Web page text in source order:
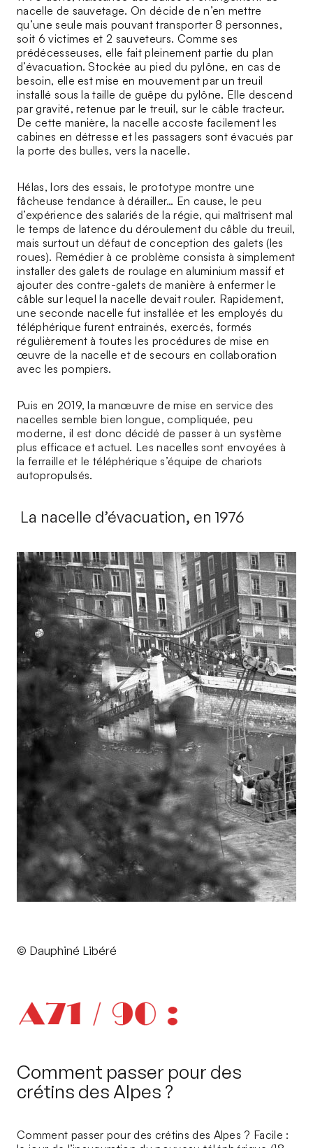
nacelle de sauvetage. On décide de n’en mettre
qu’une seule mais pouvant transporter 8 personnes,
soit 6 victimes et 2 sauveteurs. Comme ses
prédécesseuses, elle fait pleinement partie du plan
d’évacuation. Stockée au pied du pylône, en cas de
besoin, elle est mise en mouvement par un treuil
installé sous la taille de guêpe du pylône. Elle descend
par gravité, retenue par le treuil, sur le câble tracteur.
De cette manière, la nacelle accoste facilement les
cabines en détresse et les passagers sont évacués par
la porte des bulles, vers la nacelle.
Hélas, lors des essais, le prototype montre une
fâcheuse tendance à dérailler… En cause, le peu
d’expérience des salariés de la régie, qui maîtrisent mal
le temps de latence du déroulement du câble du treuil,
mais surtout un défaut de conception des galets (les
roues). Remédier à ce problème consista à simplement
installer des galets de roulage en aluminium massif et
ajouter des contre-galets de manière à enfermer le
câble sur lequel la nacelle devait rouler. Rapidement,
une seconde nacelle fut installée et les employés du
téléphérique furent entrainés, exercés, formés
régulièrement à toutes les procédures de mise en
œuvre de la nacelle et de secours en collaboration
avec les pompiers.
Puis en 2019, la manœuvre de mise en service des
nacelles semble bien longue, compliquée, peu
moderne, il est donc décidé de passer à un système
plus efficace et actuel. Les nacelles sont envoyées à
la ferraille et le téléphérique s’équipe de chariots
autopropulsés.
La nacelle d’évacuation, en 1976
© Dauphiné Libéré
Comment passer pour des
crétins des Alpes ?
Comment passer pour des crétins des Alpes ? Facile :